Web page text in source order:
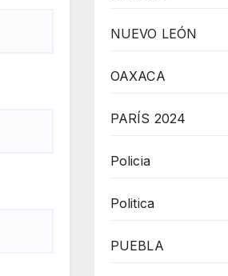
NUEVO LEÓN
OAXACA
PARÍS 2024
Policia
Politica
PUEBLA